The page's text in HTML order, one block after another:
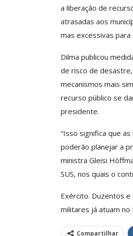
a liberação de
atrasadas aos
mas excessivas
Dilma publicou
de risco de
mecanismos mais
recurso público se
presidente.
“Isso significa que
poderão planejar a
ministra Gleisi
SUS, nos quais o
Exército. Duzentos
militares já atuam no
Compartilhar